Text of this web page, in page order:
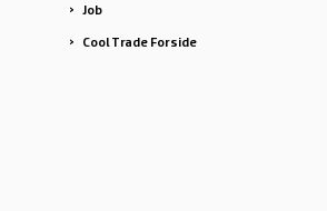
Job
Cool Trade Forside